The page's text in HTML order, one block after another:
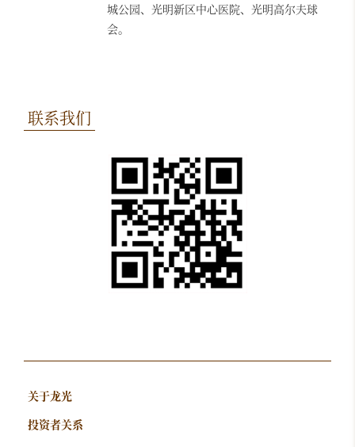
城公园、光明新区中心医院、光明高尔夫球
会。
联系我们
关于龙光
投资者关系